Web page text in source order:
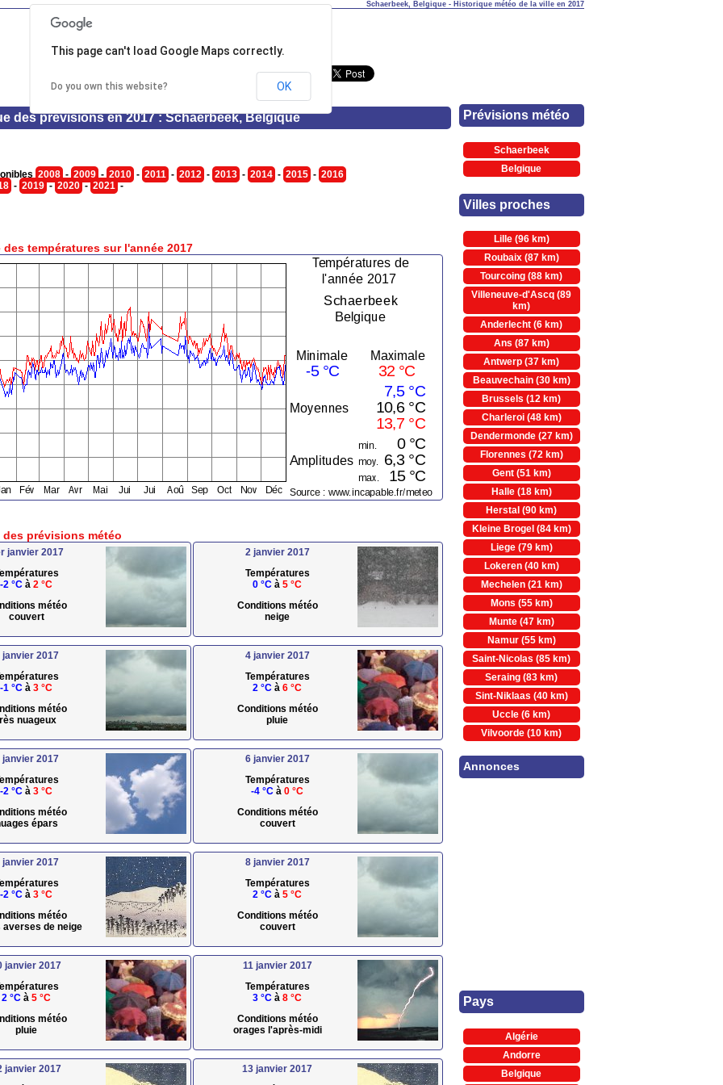
Schaerbeek, Belgique - Historique météo de la ville en 2017
des prévisions en 2017 : Schaerbeek, Belgique
2008 - 2009 - 2010 - 2011 - 2012 - 2013 - 2014 - 2015 - 2016
- 2019 - 2020 - 2021 -
températures sur l'année 2017
prévisions météo
janvier 2017
-2 °C à 2 °C
météo
couvert
2 janvier 2017
Températures
0 °C à 5 °C
Conditions météo
neige
janvier 2017
-1 °C à 3 °C
météo
nuageux
4 janvier 2017
Températures
2 °C à 6 °C
Conditions météo
pluie
janvier 2017
-2 °C à 3 °C
météo
épars
6 janvier 2017
Températures
-4 °C à 0 °C
Conditions météo
couvert
janvier 2017
-2 °C à 3 °C
météo
averses de neige
8 janvier 2017
Températures
2 °C à 5 °C
Conditions météo
couvert
janvier 2017
2 °C à 5 °C
météo
pluie
11 janvier 2017
Températures
3 °C à 8 °C
Conditions météo
orages l'après-midi
janvier 2017
13 janvier 2017
This page can't load Google Maps correctly.
Do you own this website? OK
Prévisions météo
Schaerbeek
Belgique
Villes proches
Lille (96 km)
Roubaix (87 km)
Tourcoing (88 km)
Villeneuve-d'Ascq (89
km)
Anderlecht (6 km)
Ans (87 km)
Antwerp (37 km)
Beauvechain (30 km)
Brussels (12 km)
Charleroi (48 km)
Dendermonde (27 km)
Florennes (72 km)
Gent (51 km)
Halle (18 km)
Herstal (90 km)
Kleine Brogel (84 km)
Liege (79 km)
Lokeren (40 km)
Mechelen (21 km)
Mons (55 km)
Munte (47 km)
Namur (55 km)
Saint-Nicolas (85 km)
Seraing (83 km)
Sint-Niklaas (40 km)
Uccle (6 km)
Vilvoorde (10 km)
Annonces
Pays
Algérie
Andorre
Belgique